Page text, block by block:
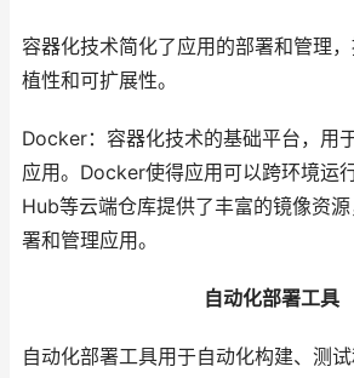
容器化技术简化了应用的部署和管理
植性和可扩展性。
Docker：容器化技术的基础平台，用
应用。Docker使得应用可以跨环境运
Hub等云端仓库提供了丰富的镜像资
署和管理应用。
自动化部署工具
自动化部署工具用于自动化构建、测